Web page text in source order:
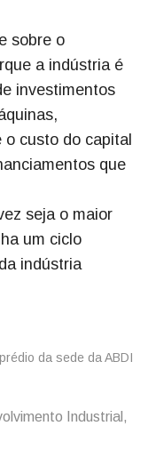
sobre o
a indústria é
investimentos
o custo do capital
que
seja o maior
um ciclo
indústria
Industrial,